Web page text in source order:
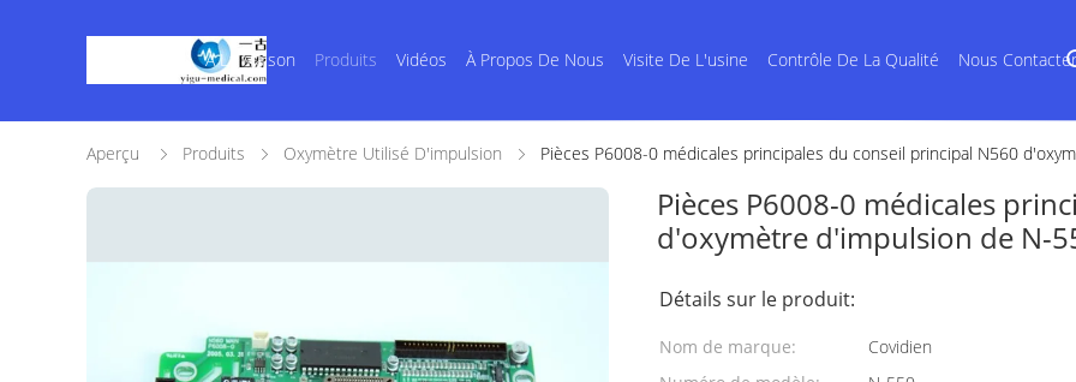
À La Maison Produits Vidéos À Propos De Nous Visite De L'usine Contrôle De La Qualité Nous Contacter
Aperçu Produits Oxymètre Utilisé D'impulsion Pièces P6008-0 médicales principales du conseil principal N560
Pièces P6008-0 médicales
d'oxymètre d'impulsion de N-
Détails sur le produit:
Nom de marque:
Covidien